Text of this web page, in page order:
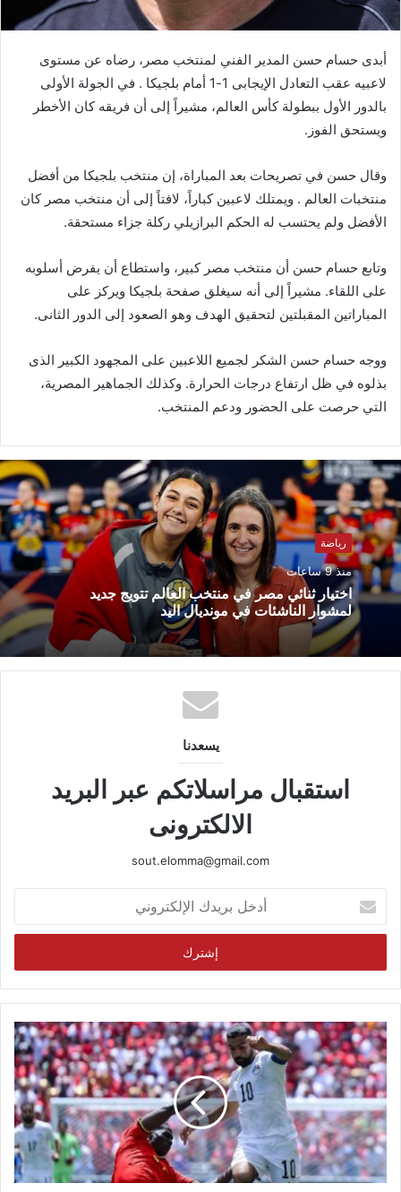
أبدى حسام حسن المدير الفني لمنتخب مصر، رضاه عن مستوى
لاعبيه عقب التعادل الإيجابى 1-1 أمام بلجيكا . في الجولة الأولى
بالدور الأول ببطولة كأس العالم، مشيراً إلى أن فريقه كان الأخطر
ويستحق الفوز.
وقال حسن في تصريحات بعد المباراة، إن منتخب بلجيكا من أفضل
منتخبات العالم . ويمتلك لاعبين كباراً، لافتاً إلى أن منتخب مصر كان
الأفضل ولم يحتسب له الحكم البرازيلي ركلة جزاء مستحقة.
وتابع حسام حسن أن منتخب مصر كبير، واستطاع أن يفرض أسلوبه
على اللقاء. مشيراً إلى أنه سيغلق صفحة بلجيكا ويركز على
المباراتين المقبلتين لتحقيق الهدف وهو الصعود إلى الدور الثانى.
ووجه حسام حسن الشكر لجميع اللاعبين على المجهود الكبير الذى
بذلوه في ظل ارتفاع درجات الحرارة. وكذلك الجماهير المصرية،
التي حرصت على الحضور ودعم المنتخب.
رياضة
منذ 9 ساعات
اختيار ثنائي مصر في منتخب العالم تتويج جديد
لمشوار الناشئات في مونديال اليد
يسعدنا
استقبال مراسلاتكم عبر البريد
الالكترونى
sout.elomma@gmail.com
بريدك
الإلكتروني